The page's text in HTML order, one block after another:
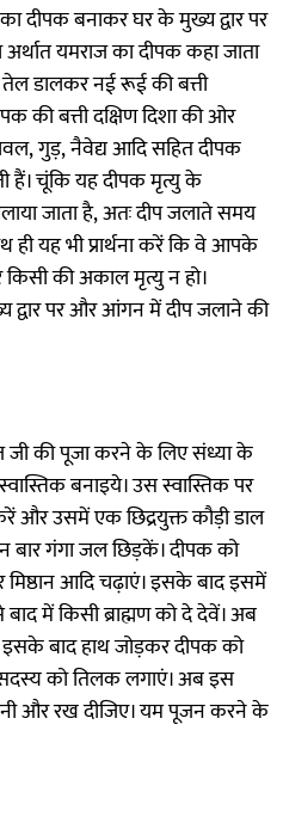
बनाकर घर के मुख्य द्वार पर
यमराज का दीपक कहा जाता
तेल डालकर नई रूई की बत्ती
की बत्ती दक्षिण दिशा की ओर
गुड़, नैवेद्य आदि सहित दीपक
हैं। चूंकि यह दीपक मृत्यु के
जाता है, अतः दीप जलाते समय
ही यह भी प्रार्थना करें कि वे आपके
किसी की अकाल मृत्यु न हो।
पर और आंगन में दीप जलाने की
की पूजा करने के लिए संध्या के
बनाइये। उस स्वास्तिक पर
और उसमें एक छिद्रयुक्त कौड़ी डाल
बार गंगा जल छिड़कें। दीपक को
आदि चढ़ाएं। इसके बाद इसमें
में किसी ब्राह्मण को दे देवें। अब
बाद हाथ जोड़कर दीपक को
को तिलक लगाएं। अब इस
और रख दीजिए। यम पूजन करने के